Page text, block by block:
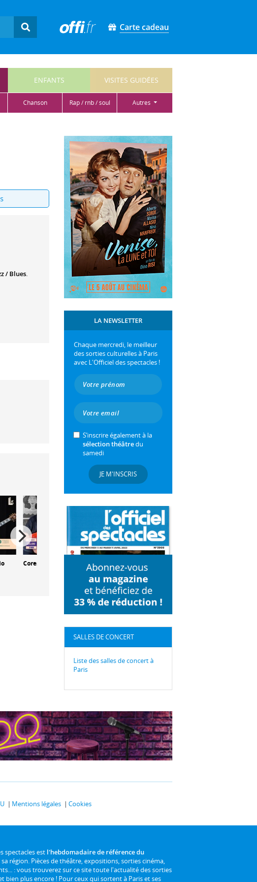
Carte cadeau
ENFANTS VISITES GUIDÉES
chanson rap / rnb / soul autres
/ Blues.
Cores 4tet
LA NEWSLETTER
Chaque mercredi, le meilleur
des sorties culturelles à Paris
avec L'Officiel des spectacles !
S’inscrire également à la
sélection théâtredu
samedi
JE M'INSCRIS
SALLES DE CONCERT
Liste des salles de concert à
Paris
Mentions légales Cookies
spectacles est l'hebdomadaire de référence du
région. Pièces de théâtre, expositions, sorties cinéma,
: vous trouverez sur ce site toute l'actualité des sorties
bien plus encore ! Pour ceux qui sortent à Paris et ses